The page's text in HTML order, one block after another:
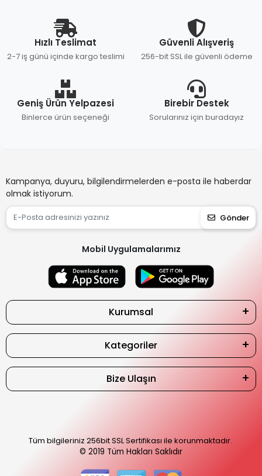
Hızlı Teslimat
2-7 iş günü içinde kargo teslimi
Güvenli Alışveriş
256-bit SSL ile güvenli ödeme
Geniş Ürün Yelpazesi
Binlerce ürün seçeneği
Birebir Destek
Sorularınız için buradayız
Kampanya, duyuru, bilgilendirmelerden e-posta ile haberdar
olmak istiyorum.
Gönder
Mobil Uygulamalarımız
Kurumsal
Kategoriler
Bize Ulaşın
Tüm bilgileriniz 256bit SSL Sertifikası ile korunmaktadır.
© 2019 Tüm Hakları Saklıdır